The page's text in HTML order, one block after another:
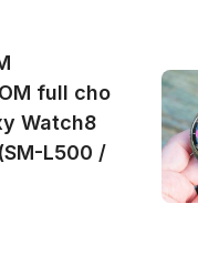
full cho
Watch8
L500 /